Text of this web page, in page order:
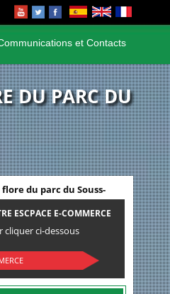
et Contacts
DU PARC DU
du parc du Souss-
ESCPACE E-COMMERCE
cliquer ci-dessous